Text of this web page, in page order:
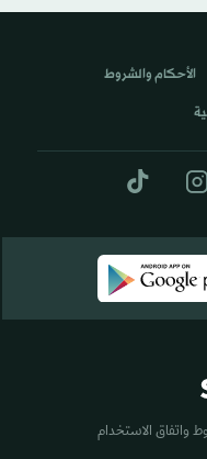
الأحكام والشروط
واتفاق الاستخدام